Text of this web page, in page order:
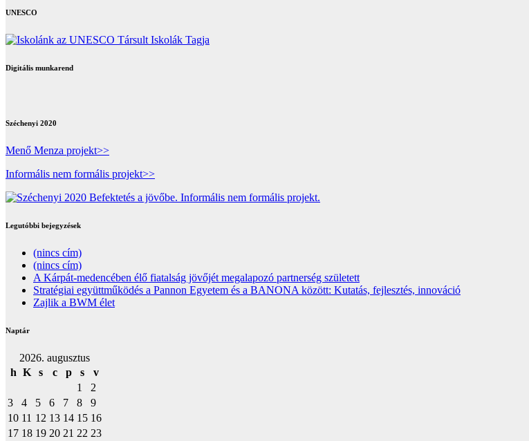
UNESCO
Digitális munkarend
Széchenyi 2020
Menő Menza projekt>>
Informális nem formális projekt>>
Legutóbbi bejegyzések
(nincs cím)
(nincs cím)
A Kárpát-medencében élő fiatalság jövőjét megalapozó partnerség született
Stratégiai együttműködés a Pannon Egyetem és a BANONA között: Kutatás, fejlesztés, innováció
Zajlik a BWM élet
Naptár
2026. augusztus
h K s c p s
v
1
2
3
4 5 6 7 8
9
10 11 12 13 14 15 16
17 18 19 20 21 22 23